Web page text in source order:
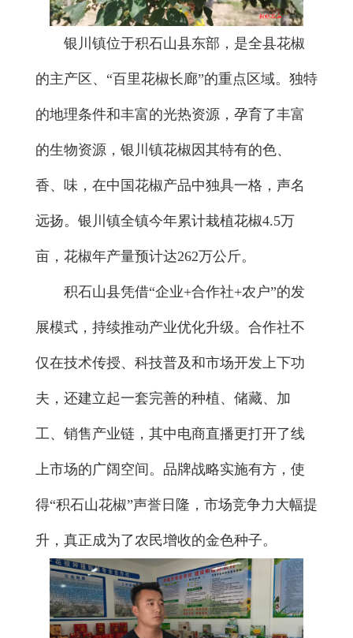
银川镇位于积石山县东部，是全县花椒
的主产区、“百里花椒长廊”的重点区域。独特
的地理条件和丰富的光热资源，孕育了丰富
的生物资源，银川镇花椒因其特有的色、
香、味，在中国花椒产品中独具一格，声名
远扬。银川镇全镇今年累计栽植花椒4.5万
亩，花椒年产量预计达262万公斤。
积石山县凭借“企业+合作社+农户”的发
展模式，持续推动产业优化升级。合作社不
仅在技术传授、科技普及和市场开发上下功
夫，还建立起一套完善的种植、储藏、加
工、销售产业链，其中电商直播更打开了线
上市场的广阔空间。品牌战略实施有方，使
得“积石山花椒”声誉日隆，市场竞争力大幅提
升，真正成为了农民增收的金色种子。